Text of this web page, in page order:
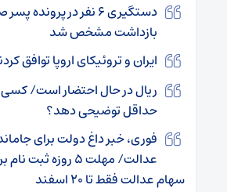
دستگیری ۶ نفر در
بازداشت مشخص شد
ایران و تروئیکای اروپا توافق
ریال در حال احتضار است/
حداقل توضیحی دهد؟
فوری، خبر داغ دولت برای
عدالت/ مهلت ۵ روزه
سهام عدالت فقط تا ۲۰ اسفند